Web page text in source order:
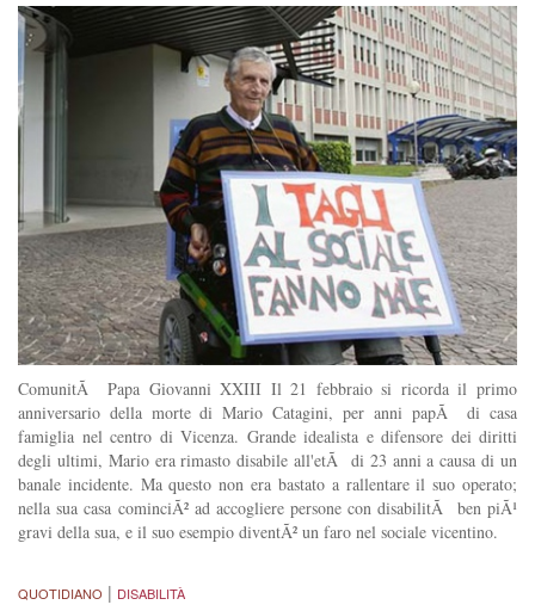
ComunitÃ Papa Giovanni XXIII Il 21 febbraio si ricorda il primo
anniversario della morte di Mario Catagini, per anni papÃ di casa
famiglia nel centro di Vicenza. Grande idealista e difensore dei diritti
degli ultimi, Mario era rimasto disabile all'etÃ di 23 anni a causa di un
banale incidente. Ma questo non era bastato a rallentare il suo operato;
nella sua casa cominciÃ² ad accogliere persone con disabilitÃ ben piÃ¹
gravi della sua, e il suo esempio diventÃ² un faro nel sociale vicentino.
QUOTIDIANO | DISABILITÀ